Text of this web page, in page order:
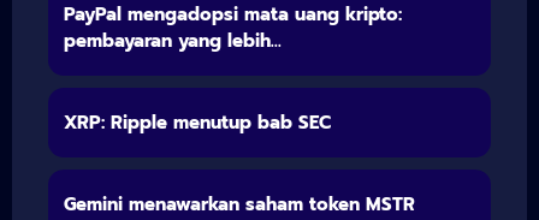
PayPal mengadopsi mata uang kripto:
pembayaran yang lebih...
XRP: Ripple menutup bab SEC
Gemini menawarkan saham token MSTR